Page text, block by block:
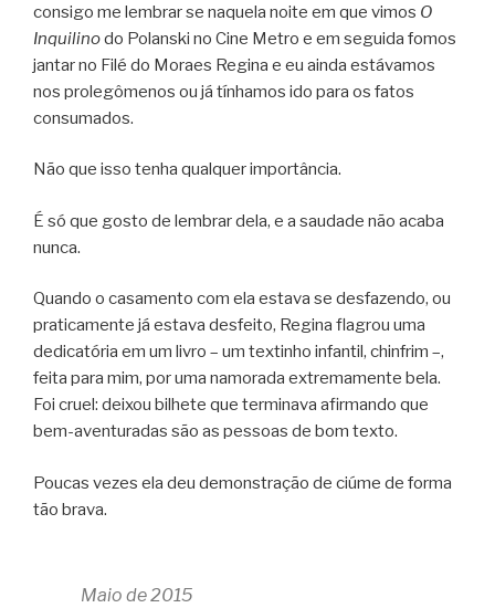
consigo me lembrar se naquela noite em que vimos O
Inquilinodo Polanski no Cine Metro e em seguida fomos
jantar no Filé do Moraes Regina e eu ainda estávamos
nos prolegômenos ou já tínhamos ido para os fatos
consumados.
Não que isso tenha qualquer importância.
É só que gosto de lembrar dela, e a saudade não acaba
nunca.
Quando o casamento com ela estava se desfazendo, ou
praticamente já estava desfeito, Regina flagrou uma
dedicatória em um livro – um textinho infantil, chinfrim –,
feita para mim, por uma namorada extremamente bela.
Foi cruel: deixou bilhete que terminava afirmando que
bem-aventuradas são as pessoas de bom texto.
Poucas vezes ela deu demonstração de ciúme de forma
tão brava.
Maio de 2015